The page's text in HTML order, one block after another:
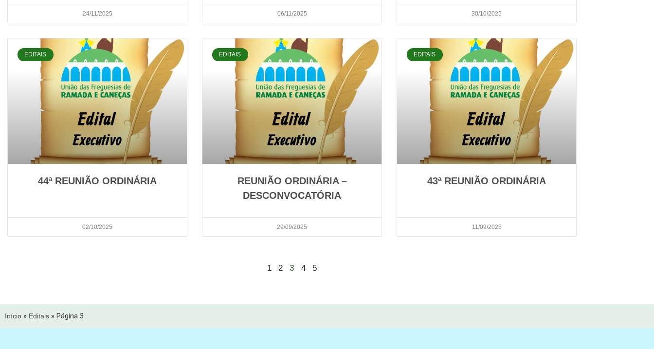
24/11/2025 06/11/2025 30/10/2025
EDITAIS
44ª REUNIÃO ORDINÁRIA
02/10/2025
EDITAIS
REUNIÃO ORDINÁRIA –
DESCONVOCATÓRIA
29/09/2025
EDITAIS
43ª REUNIÃO ORDINÁRIA
11/09/2025
1 2 3 4 5
Início » Editais » Página 3